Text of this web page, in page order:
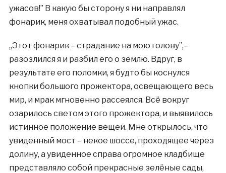
ужасов!” В какую бы сторону я ни направлял
фонарик, меня охватывал подобный ужас.
,,Этот фонарик – страдание на мою голову”,–
разозлился я и разбил его о землю. Вдруг, в
результате его поломки, я будто бы коснулся
кнопки большого прожектора, освещающего весь
мир, и мрак мгновенно рассеялся. Всё вокруг
озарилось светом этого прожектора, и выявилось
истинное положение вещей. Мне открылось, что
увиденный мост – некое шоссе, проходящее через
долину, а увиденное справа огромное кладбище
представляло собой прекрасные зелёные сады,